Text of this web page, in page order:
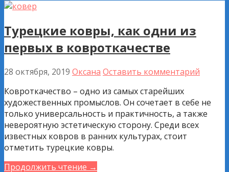
Турецкие ковры, как одни из
первых в ковроткачестве
28 октября, 2019 Оксана Оставить комментарий
Ковроткачество – одно из самых старейших
художественных промыслов. Он сочетает в себе не
только универсальность и практичность, а также
невероятную эстетическую сторону. Среди всех
известных ковров в ранних культурах, стоит
отметить турецкие ковры.
Продолжить чтение →